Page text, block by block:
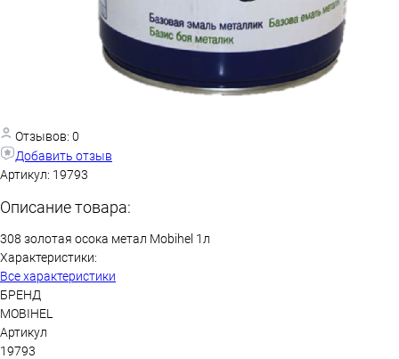
Отзывов: 0
Добавить отзыв
Артикул: 19793
Описание товара:
308 золотая осока метал Mobihel 1л
Характеристики:
Все характеристики
БРЕНД
MOBIHEL
Артикул
19793